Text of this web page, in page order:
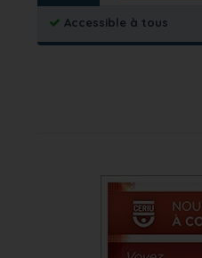
Accessible à tous